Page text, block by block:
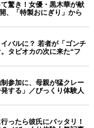
て驚き！女優・黒木華が献
、「特製おにぎり」から
バルに？ 若者が「ゴンチ
タピオカの次に来た“フ
参加に、母親が猛クレー
する」／びっくり体験人
ったら彼氏にバッタリ！